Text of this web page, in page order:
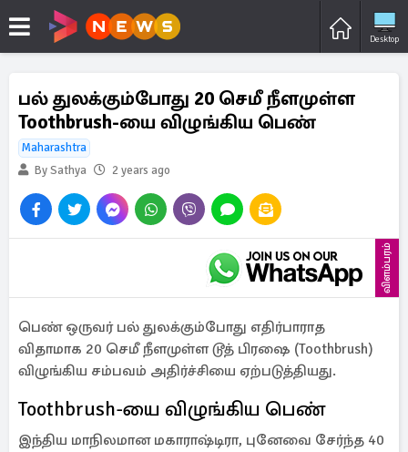
Desktop
பல் துலக்கும்போது 20 செமீ நீளமுள்ள
Toothbrush-யை விழுங்கிய பெண்
Maharashtra
By Sathya
2 years ago
விளம்பரம்
பெண் ஒருவர் பல் துலக்கும்போது எதிர்பாராத
விதாமாக 20 செமீ நீளமுள்ள டூத் பிரஷை (Toothbrush)
விழுங்கிய சம்பவம் அதிர்ச்சியை ஏற்படுத்தியது.
Toothbrush-யை விழுங்கிய பெண்
இந்திய மாநிலமான மகாராஷ்டிரா, புனேவை சேர்ந்த 40